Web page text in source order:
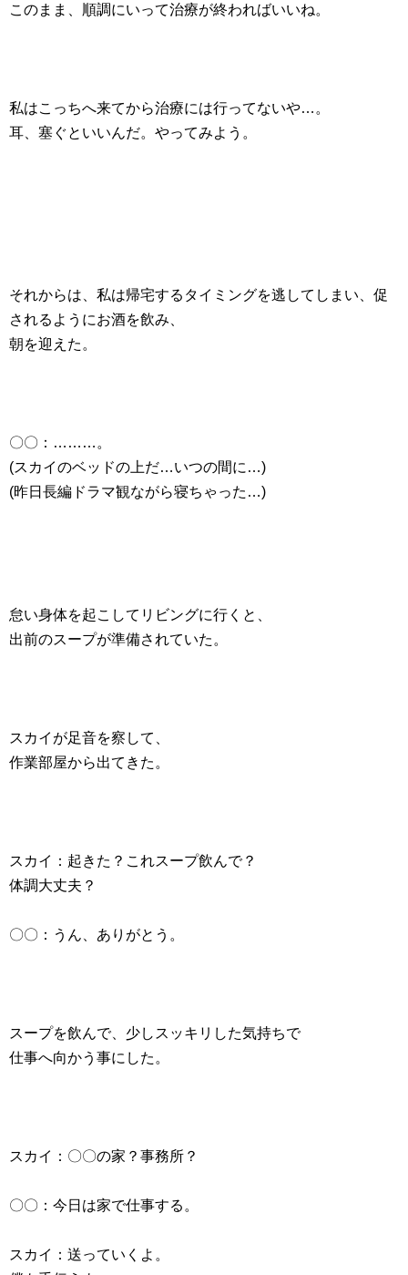
このまま、順調にいって治療が終わればいいね。
私はこっちへ来てから治療には行ってないや…。
耳、塞ぐといいんだ。やってみよう。
それからは、私は帰宅するタイミングを逃してしまい、促
されるようにお酒を飲み、
朝を迎えた。
〇〇：………。
(スカイのベッドの上だ…いつの間に…)
(昨日長編ドラマ観ながら寝ちゃった…)
怠い身体を起こしてリビングに行くと、
出前のスープが準備されていた。
スカイが足音を察して、
作業部屋から出てきた。
スカイ：起きた？これスープ飲んで？
体調大丈夫？
〇〇：うん、ありがとう。
スープを飲んで、少しスッキリした気持ちで
仕事へ向かう事にした。
スカイ：〇〇の家？事務所？
〇〇：今日は家で仕事する。
スカイ：送っていくよ。